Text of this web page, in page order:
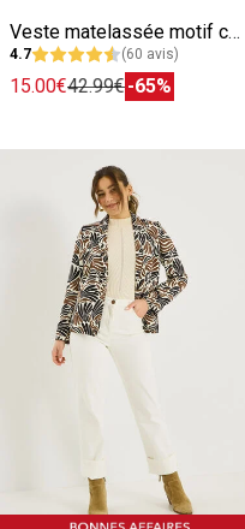
Veste matelassée motif cœur femme
4.7 (60 avis)
15.00€42.99€-65%